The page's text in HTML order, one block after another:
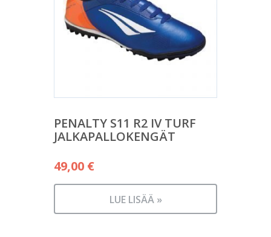
PENALTY S11 R2 IV TURF
JALKAPALLOKENGÄT
49,00 €
LUE LISÄÄ »